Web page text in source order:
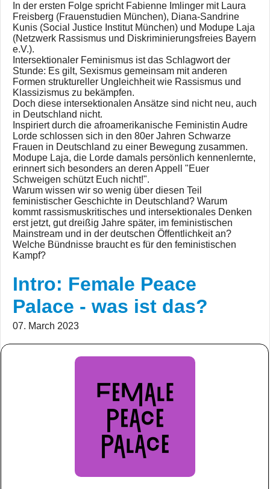
In der ersten Folge spricht Fabienne Imlinger mit Laura
Freisberg (Frauenstudien München), Diana-Sandrine
Kunis (Social Justice Institut München) und Modupe Laja
(Netzwerk Rassismus und Diskriminierungsfreies Bayern
e.V.).
Intersektionaler Feminismus ist das Schlagwort der
Stunde: Es gilt, Sexismus gemeinsam mit anderen
Formen struktureller Ungleichheit wie Rassismus und
Klassizismus zu bekämpfen.
Doch diese intersektionalen Ansätze sind nicht neu, auch
in Deutschland nicht.
Inspiriert durch die afroamerikanische Feministin Audre
Lorde schlossen sich in den 80er Jahren Schwarze
Frauen in Deutschland zu einer Bewegung zusammen.
Modupe Laja, die Lorde damals persönlich kennenlernte,
erinnert sich besonders an deren Appell "Euer
Schweigen schützt Euch nicht!".
Warum wissen wir so wenig über diesen Teil
feministischer Geschichte in Deutschland? Warum
kommt rassismuskritisches und intersektionales Denken
erst jetzt, gut dreißig Jahre später, im feministischen
Mainstream und in der deutschen Öffentlichkeit an?
Welche Bündnisse braucht es für den feministischen
Kampf?
Intro: Female Peace
Palace - was ist das?
07. March 2023